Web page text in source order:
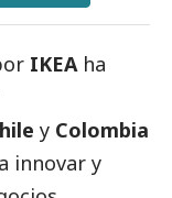
IKEAha
y Colombia
innovar y